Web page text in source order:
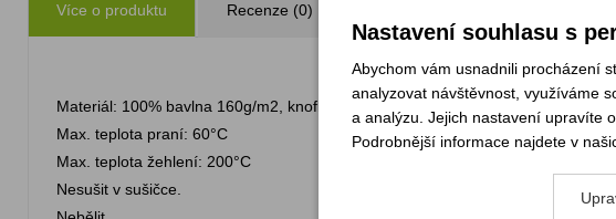
Více o produktu Recenze (0)
Materiál: 100% bavlna 160g/m2, knoflíky: plast
Max. teplota praní: 60°C
Max. teplota žehlení: 200°C
Nesušit v sušičce.
Nastavení souhlasu s
Abychom vám usnadnili procházení
analyzovat návštěvnost, využíváme
a analýzu. Jejich nastavení upravíte
Podrobnější informace najdete v